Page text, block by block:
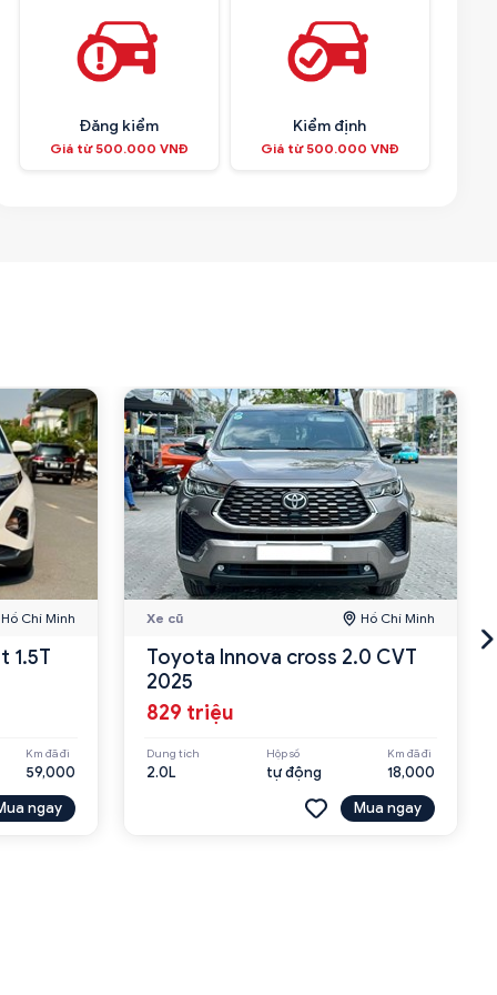
Đăng kiểm
Giá từ 500.000 VNĐ
Kiểm định
Giá từ 500.000 VNĐ
Hồ Chí Minh
1.5T
Km đã đi
59,000
ngay
Xe cũ Hồ Chí Minh
Toyota Innova cross 2.0 CVT
2025
829 triệu
Dung tích
2.0L
Hộp số
tự động
Km đã đi
18,000
Mua ngay